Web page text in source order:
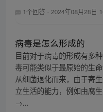
1个回答 · 2024年08月28日
病毒是怎么形成的
目前对于病毒的形成有多
毒可能类似于最原始的生
从细菌退化而来，由于寄
立生活的能力，例如由腐
→...